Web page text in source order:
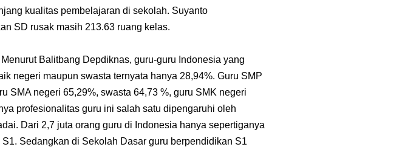
kualitas pembelajaran di sekolah. Suyanto
SD rusak masih 213.63 ruang kelas.
Menurut Balitbang Depdiknas, guru-guru Indonesia yang
negeri maupun swasta ternyata hanya 28,94%. Guru SMP
SMA negeri 65,29%, swasta 64,73 %, guru SMK negeri
profesionalitas guru ini salah satu dipengaruhi oleh
Dari 2,7 juta orang guru di Indonesia hanya sepertiganya
Sedangkan di Sekolah Dasar guru berpendidikan S1